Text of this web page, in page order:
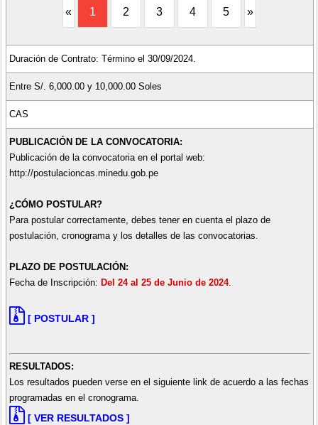
« 1 2 3 4 5 »
Duración de Contrato: Término el 30/09/2024.
Entre S/. 6,000.00 y 10,000.00 Soles
CAS
PUBLICACIÓN DE LA CONVOCATORIA:
Publicación de la convocatoria en el portal web:
http://postulacioncas.minedu.gob.pe
¿CÓMO POSTULAR?
Para postular correctamente, debes tener en cuenta el plazo de
postulación, cronograma y los detalles de las convocatorias.
PLAZO DE POSTULACIÓN:
Fecha de Inscripción: Del 24 al 25 de Junio de 2024.
[ POSTULAR ]
RESULTADOS:
Los resultados pueden verse en el siguiente link de acuerdo a las fechas
programadas en el cronograma.
[ VER RESULTADOS ]